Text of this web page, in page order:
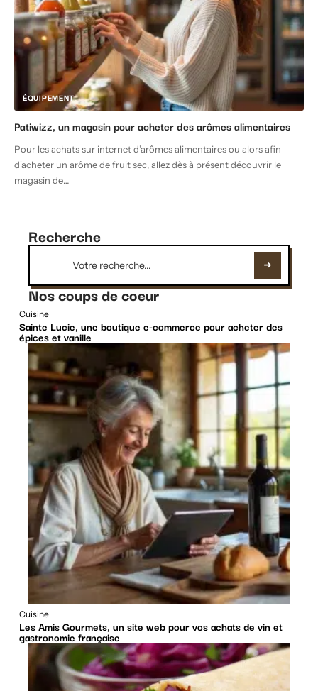
ÉQUIPEMENT
Patiwizz, un magasin pour acheter des arômes alimentaires
Pour les achats sur internet d’arômes alimentaires ou alors afin
d'acheter un arôme de fruit sec, allez dès à présent découvrir le
magasin de…
Recherche
Nos coups de coeur
Cuisine
Sainte Lucie, une boutique e-commerce pour acheter des
épices et vanille
Cuisine
Les Amis Gourmets, un site web pour vos achats de vin et
gastronomie française